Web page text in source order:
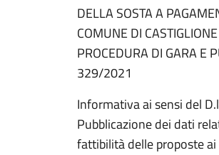
DELLA SOSTA A
COMUNE DI
PROCEDURA DI GARA E
329/2021
Informativa ai sensi del
Pubblicazione dei dati
fattibilità delle proposte